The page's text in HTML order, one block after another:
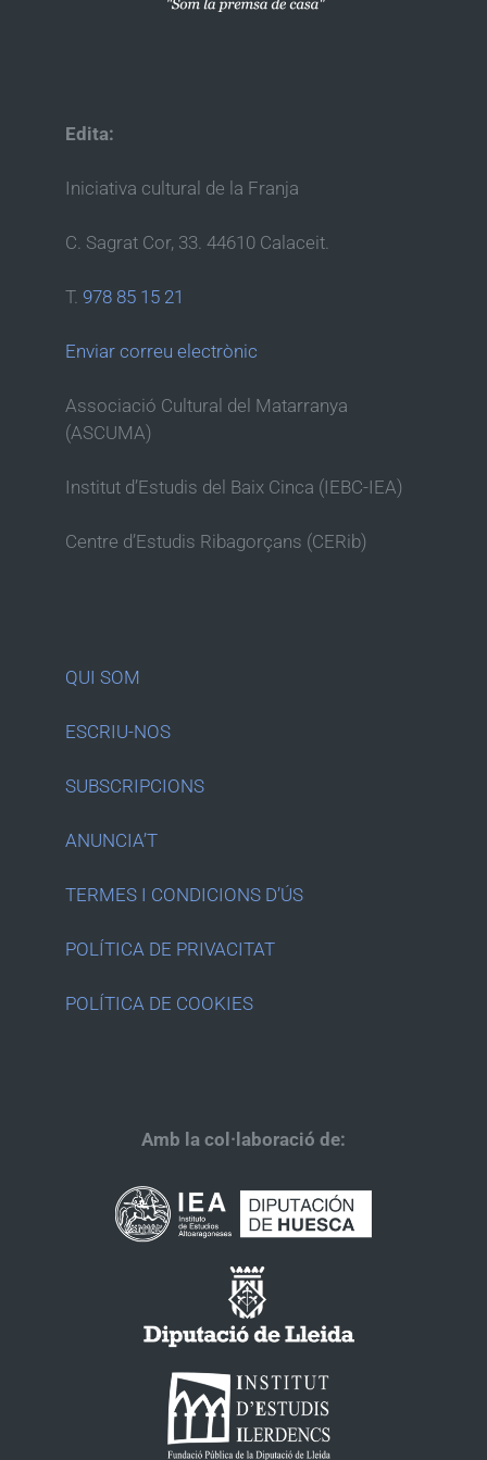
Edita:
Iniciativa cultural de la Franja
C. Sagrat Cor, 33. 44610 Calaceit.
T. 978 85 15 21
Enviar correu electrònic
Associació Cultural del Matarranya
(ASCUMA)
Institut d’Estudis del Baix Cinca (IEBC-IEA)
Centre d’Estudis Ribagorçans (CERib)
QUI SOM
ESCRIU-NOS
SUBSCRIPCIONS
ANUNCIA’T
TERMES I CONDICIONS D’ÚS
POLÍTICA DE PRIVACITAT
POLÍTICA DE COOKIES
Amb la col·laboració de: